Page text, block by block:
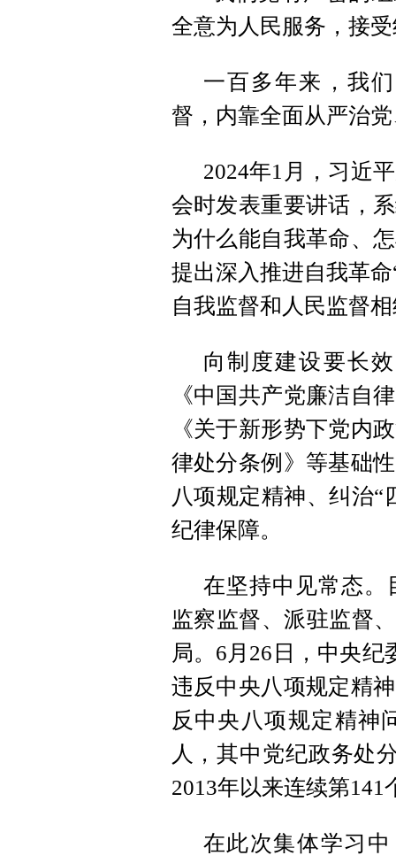
全意为人民服务，接
一百多年来，我
督，内靠全面从严治
2024年1月，习近
会时发表重要讲话，
为什么能自我革命、
提出深入推进自我革
自我监督和人民监督
向制度建设要长
《中国共产党廉洁自
《关于新形势下党内
律处分条例》等基础
八项规定精神、纠治
纪律保障。
在坚持中见常态。
监察监督、派驻监督
局。6月26日，中央纪
违反中央八项规定精
反中央八项规定精神
人，其中党纪政务处
2013年以来连续第
在此次集体学习